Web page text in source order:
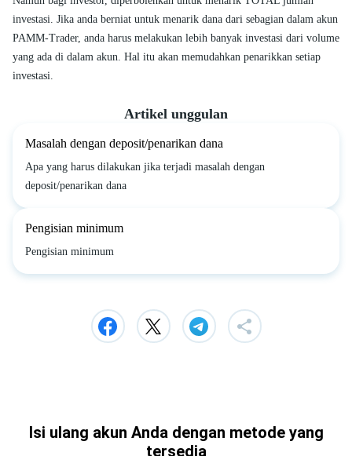
investasi. Jika anda berniat untuk menarik dana dari sebagian dalam akun
PAMM-Trader, anda harus melakukan lebih banyak investasi dari volume
yang ada di dalam akun. Hal itu akan memudahkan penarikkan setiap
investasi.
Artikel unggulan
Masalah dengan deposit/penarikan dana
Apa yang harus dilakukan jika terjadi masalah dengan
deposit/penarikan dana
Pengisian minimum
Pengisian minimum
Isi ulang akun Anda dengan metode yang
tersedia